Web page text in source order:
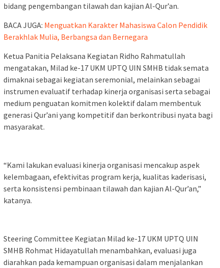
bidang pengembangan tilawah dan kajian Al-Qur’an.
BACA JUGA: Menguatkan Karakter Mahasiswa Calon Pendidik
Berakhlak Mulia, Berbangsa dan Bernegara
Ketua Panitia Pelaksana Kegiatan Ridho Rahmatullah
mengatakan, Milad ke-17 UKM UPTQ UIN SMHB tidak semata
dimaknai sebagai kegiatan seremonial, melainkan sebagai
instrumen evaluatif terhadap kinerja organisasi serta sebagai
medium penguatan komitmen kolektif dalam membentuk
generasi Qur’ani yang kompetitif dan berkontribusi nyata bagi
masyarakat.
“Kami lakukan evaluasi kinerja organisasi mencakup aspek
kelembagaan, efektivitas program kerja, kualitas kaderisasi,
serta konsistensi pembinaan tilawah dan kajian Al-Qur’an,”
katanya.
Steering Committee Kegiatan Milad ke-17 UKM UPTQ UIN
SMHB Rohmat Hidayatullah menambahkan, evaluasi juga
diarahkan pada kemampuan organisasi dalam menjalankan